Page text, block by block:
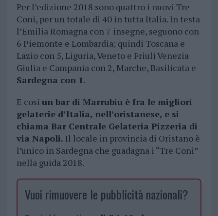
Per l’edizione 2018 sono quattro i nuovi Tre
Coni, per un totale di 40 in tutta Italia. In testa
l’Emilia Romagna con 7 insegne, seguono con
6 Piemonte e Lombardia; quindi Toscana e
Lazio con 5, Liguria, Veneto e Friuli Venezia
Giulia e Campania con 2, Marche, Basilicata e
Sardegna con 1.
E cosi un bar di Marrubiu è fra le migliori
gelaterie d’Italia, nell’oristanese, e si
chiama Bar Centrale Gelateria Pizzeria di
via Napoli. Il locale in provincia di Oristano è
l’unico in Sardegna che guadagna i “Tre Coni”
nella guida 2018.
Vuoi rimuovere le pubblicità nazionali?